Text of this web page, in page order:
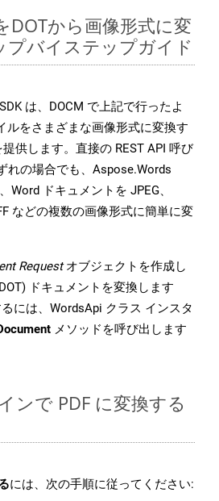
DOTから画像形式に変
プバイステップガイド
は、DOCM で上記で行ったよ
ルをさまざまな画像形式に変換す
供します。直接の REST API 呼び
れの場合でも、Aspose.Words
Word ドキュメントを JPEG、
などの複数の画像形式に簡単に変
Requestオブジェクトを作成し
ドキュメントを変換します
には、WordsApi クラス インスタ
メソッドを呼び出します
ンで PDF に変換する
には、次の手順に従ってください: